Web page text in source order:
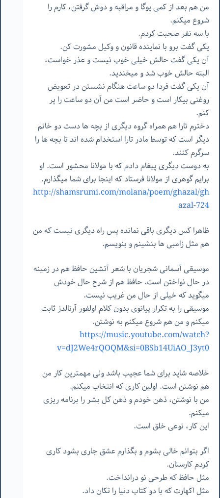
من هم بعد از کمی یوگا و مراقبه و دوش گرفتن، کارم را
شروع میکنم.
با سه نفر صحبت کردم.
یکی گفت برو با نماینده قانون و وکیل مشورت کن.
آن یکی گفت حالش خیلی خوب نیست و عذر خواست،‌
البته حالش خوب شد و میخندید.
آن یکی گفت فردا دو ساعت هنگام نشستن در تعویض
روغنی بیکار است و حاضر است من آن دو ساعت را پر
کنم.
دخترم تارا هم همراه گروه دیگری از بچه ها دست دو خانم
دیگر است که توسط مادر تارا استخدام شده اند تا بچه ها را
سرگرم کنند.
به دوست دیگری پیغام دادم که با مولانا محشور است. او
برایم گوهری از مولانا فرستاد که اینجا برای شما میگذارم.
http://shamsrumi.com/molana/poem/ghazal/gh
azal-724
ظاهرا کس دیگری باقی نماندهپس راه دیگری نیست که من
هم مثل زامبی ها بنشینم و بنویسم.
موسیقی آسمانی شجریان با شعر آتشین حافظ هم در زمینه
در حال نواختن است. حافظ هم از شرح حال خودش
میگوید که خیلی از حال من غریب نیست.
موسیقی را به تکرار پیانوی بدون کلام اولفور آرنالدز ثابت
میکنم و من هم شروع میکنم به نوشتن.
https://music.youtube.com/watch?
v=dJ2We4rQOQM&si=0BSb14UiAO_J3yt0
خلاصه شاید برای شما عجیب باشد ولی مهمترین کار من
هم نوشتن است. اولین کاری که انتخاب میکنم.
من با نوشتن، ذهن خودم و ذهن کل بشر را برنامه ریزی
میکنم.
این کار، نوعی خلق است.
اگر بتوانم خالی بشوم و بگذارم عشق جاری بشود کاری
کردم کارستان.
مثل حافظ که طرحی نو درانداخت.
مثل اکهارت که با دو کتاب دنیا را تکان داد.